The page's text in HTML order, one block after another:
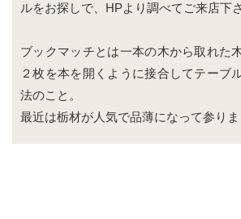
ルをお探しで、HPより調べてご来店下
ブックマッチとは一本の木から取れた
２枚を本を開くように接合してテーブ
法のこと。
最近は栃材が人気で品薄になって参りま